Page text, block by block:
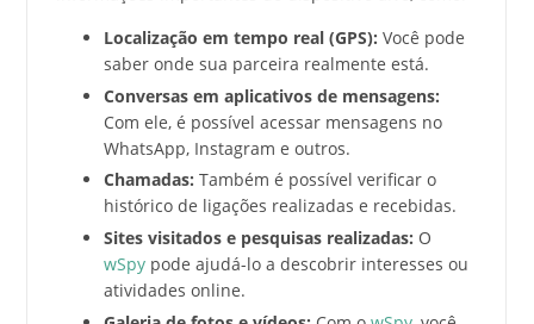
Localização em tempo real (GPS): Você pode
saber onde sua parceira realmente está.
Conversas em aplicativos de mensagens:
Com ele, é possível acessar mensagens no
WhatsApp, Instagram e outros.
Chamadas: Também é possível verificar o
histórico de ligações realizadas e recebidas.
Sites visitados e pesquisas realizadas: O
wSpypode ajudá-lo a descobrir interesses ou
atividades online.